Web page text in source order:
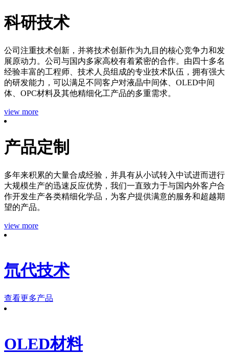
科研技术
公司注重技术创新，并将技术创新作为九目的核心竞争力和发
展原动力。公司与国内多家高校有着紧密的合作。由四十多名
经验丰富的工程师、技术人员组成的专业技术队伍，拥有强大
的研发能力，可以满足不同客户对液晶中间体、OLED中间
体、OPC材料及其他精细化工产品的多重需求。
view more
产品定制
多年来积累的大量合成经验，并具有从小试转入中试进而进行
大规模生产的迅速反应优势，我们一直致力于与国内外客户合
作开发生产各类精细化学品，为客户提供满意的服务和超越期
望的产品。
view more
氘代技术
查看更多产品
OLED材料